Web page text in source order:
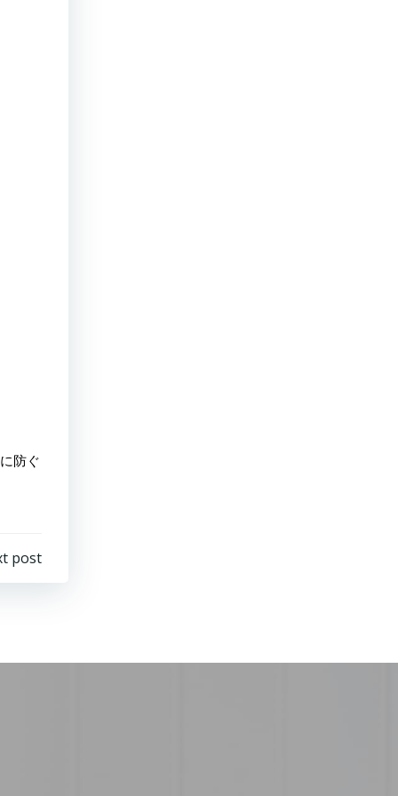
防ぐ
post